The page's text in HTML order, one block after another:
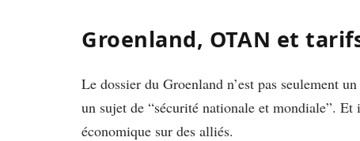
Groenland, OTAN et
Le dossier du Groenland n’est pas seulement
un sujet de “sécurité nationale et mondiale”.
économique sur des alliés.